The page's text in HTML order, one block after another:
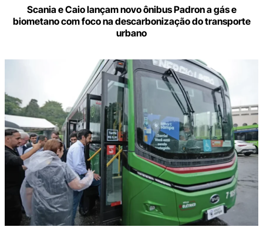
Scania e Caio lançam novo ônibus Padron a gás e
biometano com foco na descarbonização do transporte
urbano